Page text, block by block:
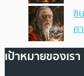
ซิ
ศ
เป้าหมายของเรา